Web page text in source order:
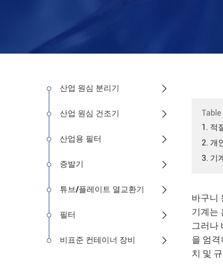
산업 원심 분리기 
산업 원심 건조기 
산업용 필터 
증발기 
튜브/플레이트 열교환기 
필터 
비표준 컨테이너 장비 
1. 적
2. 개
3. 기
바구니
기계는
그러나
을 엄
치 및